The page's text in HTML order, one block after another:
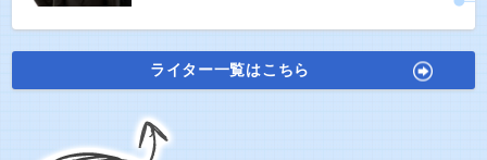
ライター一覧はこちら